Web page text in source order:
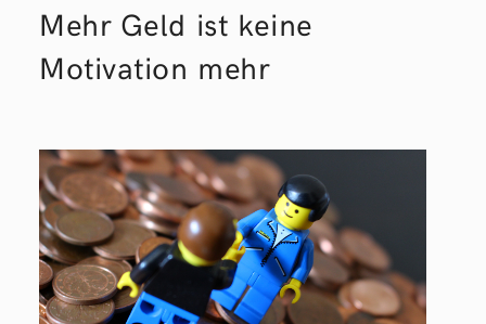
Mehr Geld ist keine
Motivation mehr